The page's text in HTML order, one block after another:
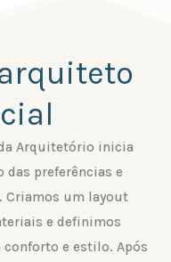
Arquitetório inicia
preferências e
Criamos um layout
e definimos
e estilo. Após